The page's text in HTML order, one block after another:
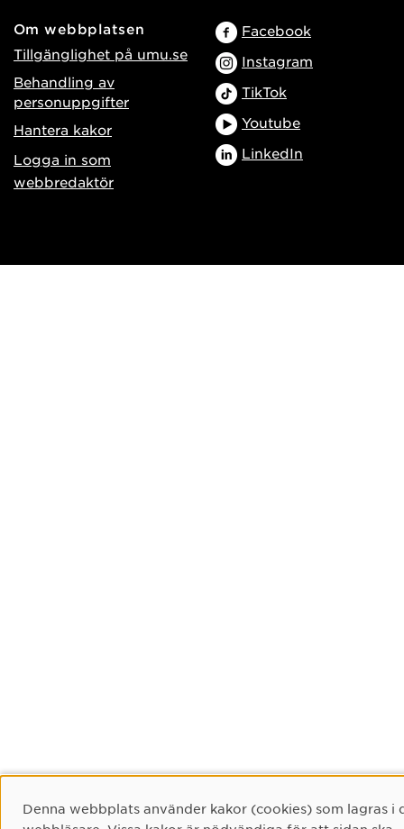
Om webbplatsen
Tillgänglighet på umu.se
Behandling av
personuppgifter
Hantera kakor
Logga in som
webbredaktör
Facebook
Instagram
TikTok
Youtube
LinkedIn
Cookie-samtycke
Denna webbplats använder kakor (cookies) som lagras i